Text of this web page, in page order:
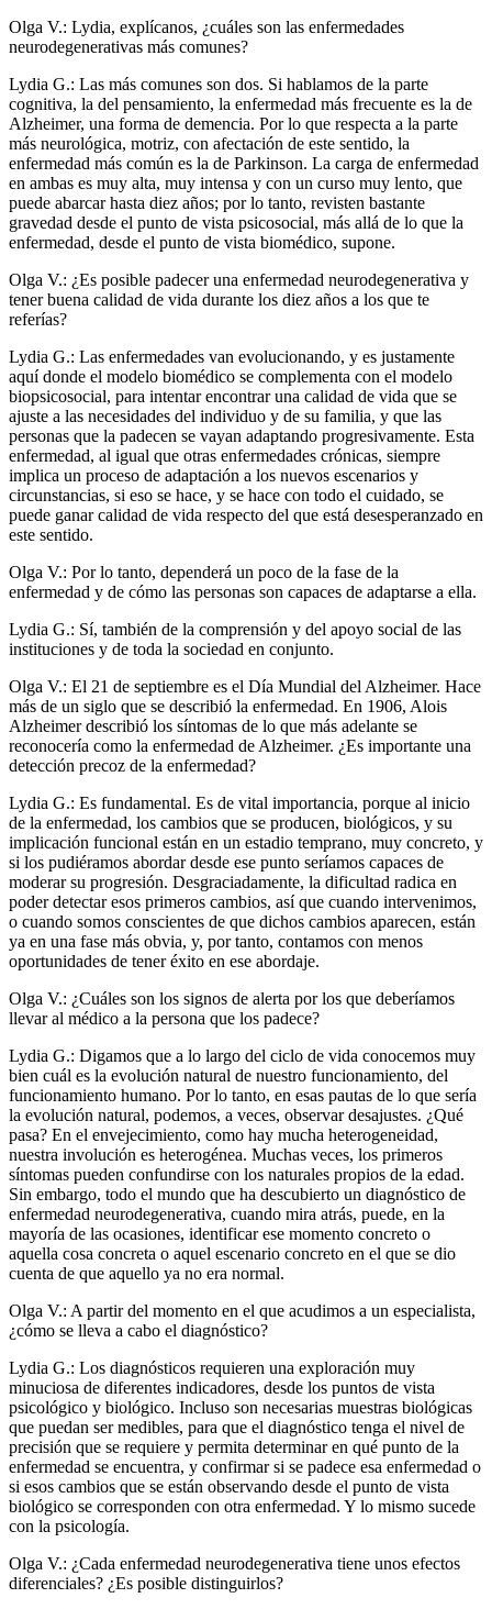
Olga V.: Lydia, explícanos, ¿cuáles son las enfermedades
neurodegenerativas más comunes?
Lydia G.: Las más comunes son dos. Si hablamos de la parte
cognitiva, la del pensamiento, la enfermedad más frecuente es la de
Alzheimer, una forma de demencia. Por lo que respecta a la parte
más neurológica, motriz, con afectación de este sentido, la
enfermedad más común es la de Parkinson. La carga de enfermedad
en ambas es muy alta, muy intensa y con un curso muy lento, que
puede abarcar hasta diez años; por lo tanto, revisten bastante
gravedad desde el punto de vista psicosocial, más allá de lo que la
enfermedad, desde el punto de vista biomédico, supone.
Olga V.: ¿Es posible padecer una enfermedad neurodegenerativa y
tener buena calidad de vida durante los diez años a los que te
referías?
Lydia G.: Las enfermedades van evolucionando, y es justamente
aquí donde el modelo biomédico se complementa con el modelo
biopsicosocial, para intentar encontrar una calidad de vida que se
ajuste a las necesidades del individuo y de su familia, y que las
personas que la padecen se vayan adaptando progresivamente. Esta
enfermedad, al igual que otras enfermedades crónicas, siempre
implica un proceso de adaptación a los nuevos escenarios y
circunstancias, si eso se hace, y se hace con todo el cuidado, se
puede ganar calidad de vida respecto del que está desesperanzado en
este sentido.
Olga V.: Por lo tanto, dependerá un poco de la fase de la
enfermedad y de cómo las personas son capaces de adaptarse a ella.
Lydia G.: Sí, también de la comprensión y del apoyo social de las
instituciones y de toda la sociedad en conjunto.
Olga V.: El 21 de septiembre es el Día Mundial del Alzheimer. Hace
más de un siglo que se describió la enfermedad. En 1906, Alois
Alzheimer describió los síntomas de lo que más adelante se
reconocería como la enfermedad de Alzheimer. ¿Es importante una
detección precoz de la enfermedad?
Lydia G.: Es fundamental. Es de vital importancia, porque al inicio
de la enfermedad, los cambios que se producen, biológicos, y su
implicación funcional están en un estadio temprano, muy concreto, y
si los pudiéramos abordar desde ese punto seríamos capaces de
moderar su progresión. Desgraciadamente, la dificultad radica en
poder detectar esos primeros cambios, así que cuando intervenimos,
o cuando somos conscientes de que dichos cambios aparecen, están
ya en una fase más obvia, y, por tanto, contamos con menos
oportunidades de tener éxito en ese abordaje.
Olga V.: ¿Cuáles son los signos de alerta por los que deberíamos
llevar al médico a la persona que los padece?
Lydia G.: Digamos que a lo largo del ciclo de vida conocemos muy
bien cuál es la evolución natural de nuestro funcionamiento, del
funcionamiento humano. Por lo tanto, en esas pautas de lo que sería
la evolución natural, podemos, a veces, observar desajustes. ¿Qué
pasa? En el envejecimiento, como hay mucha heterogeneidad,
nuestra involución es heterogénea. Muchas veces, los primeros
síntomas pueden confundirse con los naturales propios de la edad.
Sin embargo, todo el mundo que ha descubierto un diagnóstico de
enfermedad neurodegenerativa, cuando mira atrás, puede, en la
mayoría de las ocasiones, identificar ese momento concreto o
aquella cosa concreta o aquel escenario concreto en el que se dio
cuenta de que aquello ya no era normal.
Olga V.: A partir del momento en el que acudimos a un especialista,
¿cómo se lleva a cabo el diagnóstico?
Lydia G.: Los diagnósticos requieren una exploración muy
minuciosa de diferentes indicadores, desde los puntos de vista
psicológico y biológico. Incluso son necesarias muestras biológicas
que puedan ser medibles, para que el diagnóstico tenga el nivel de
precisión que se requiere y permita determinar en qué punto de la
enfermedad se encuentra, y confirmar si se padece esa enfermedad o
si esos cambios que se están observando desde el punto de vista
biológico se corresponden con otra enfermedad. Y lo mismo sucede
con la psicología.
Olga V.: ¿Cada enfermedad neurodegenerativa tiene unos efectos
diferenciales? ¿Es posible distinguirlos?